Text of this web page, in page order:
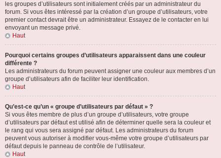
les groupes d’utilisateurs sont initialement créés par un administrateur du
forum. Si vous êtes intéressé par la création d’un groupe d’utilisateurs, votre
premier contact devrait être un administrateur. Essayez de le contacter en lui
envoyant un message privé.
Haut
Pourquoi certains groupes d’utilisateurs apparaissent dans une couleur
différente ?
Les administrateurs du forum peuvent assigner une couleur aux membres d’un
groupe d’utilisateurs afin de faciliter leur identification.
Haut
Qu’est-ce qu’un « groupe d’utilisateurs par défaut » ?
Si vous êtes membre de plus d’un groupe d’utilisateurs, votre groupe
d’utilisateurs par défaut est utilisé afin de déterminer quelle sera la couleur et
le rang qui vous sera assigné par défaut. Les administrateurs du forum
peuvent vous autoriser à modifier vous-même votre groupe d’utilisateurs par
défaut depuis le panneau de contrôle de l’utilisateur.
Haut